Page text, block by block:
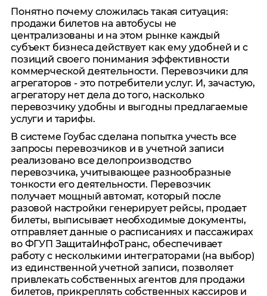
Понятно почему сложилась такая ситуация:
продажи билетов на автобусы не
централизованы и на этом рынке каждый
субъект бизнеса действует как ему удобней и с
позиций своего понимания эффективности
коммерческой деятельности. Перевозчики для
агрегаторов - это потребители услуг. И, зачастую,
агрегатору нет дела до того, насколько
перевозчику удобны и выгодны предлагаемые
услуги и тарифы.
В системе Гоубас сделана попытка учесть все
запросы перевозчиков и в учетной записи
реализовано все делопроизводство
перевозчика, учитывающее разнообразные
тонкости его деятельности. Перевозчик
получает мощный автомат, который после
разовой настройки генерирует рейсы, продает
билеты, выписывает необходимые документы,
отправляет данные о расписаниях и пассажирах
во ФГУП ЗащитаИнфоТранс, обеспечивает
работу с несколькими интеграторами (на выбор)
из единственной учетной записи, позволяет
привлекать собственных агентов для продажи
билетов, прикреплять собственных кассиров и